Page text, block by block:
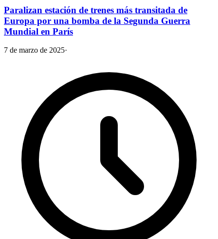
Paralizan estación de trenes más transitada de
Europa por una bomba de la Segunda Guerra
Mundial en París
7 de marzo de 2025·